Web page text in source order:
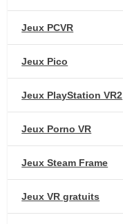
Jeux PCVR
Jeux Pico
Jeux PlayStation VR2
Jeux Porno VR
Jeux Steam Frame
Jeux VR gratuits